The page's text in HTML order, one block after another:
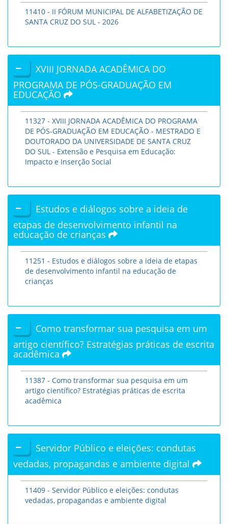
11410 - II FÓRUM MUNICIPAL DE ALFABETIZAÇÃO DE
SANTA CRUZ DO SUL - 2026
XVIII JORNADA ACADÊMICA DO
PROGRAMA DE PÓS-GRADUAÇÃO EM
EDUCAÇÃO
11327 - XVIII JORNADA ACADÊMICA DO PROGRAMA
DE PÓS-GRADUAÇÃO EM EDUCAÇÃO - MESTRADO E
DOUTORADO DA UNIVERSIDADE DE SANTA CRUZ
DO SUL - Extensão e Pesquisa em Educação:
Impacto e Inserção Social
Estudos e diálogos sobre a ideia de
etapas de desenvolvimento infantil na
educação de crianças
11251 - Estudos e diálogos sobre a ideia de etapas
de desenvolvimento infantil na educação de
crianças
Como transformar sua pesquisa em um
artigo científico? Estratégias práticas de escrita
acadêmica
11387 - Como transformar sua pesquisa em um
artigo científico? Estratégias práticas de escrita
acadêmica
Servidor Público e eleições: condutas
vedadas, propagandas e ambiente digital
11409 - Servidor Público e eleições: condutas
vedadas, propagandas e ambiente digital